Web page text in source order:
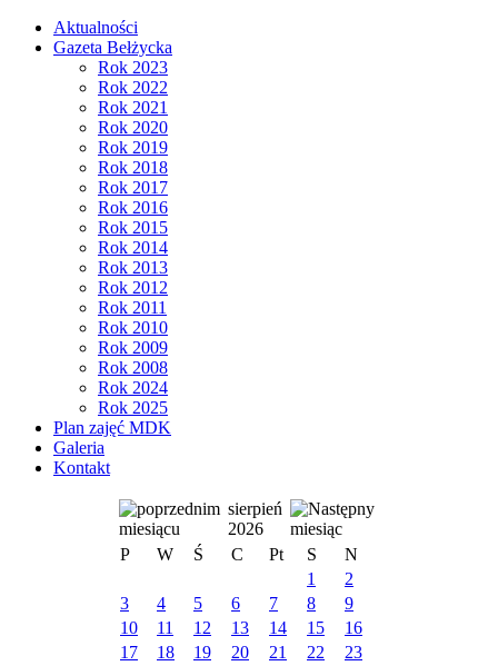
Aktualności
Gazeta Bełżycka
Rok 2023
Rok 2022
Rok 2021
Rok 2020
Rok 2019
Rok 2018
Rok 2017
Rok 2016
Rok 2015
Rok 2014
Rok 2013
Rok 2012
Rok 2011
Rok 2010
Rok 2009
Rok 2008
Rok 2024
Rok 2025
Plan zajęć MDK
Galeria
Kontakt
sierpień
2026
P
W Ś C Pt S
N
1
2
3
4 5 6 7 8
9
10
11 12 13 14 15
16
17
18 19 20 21 22
23